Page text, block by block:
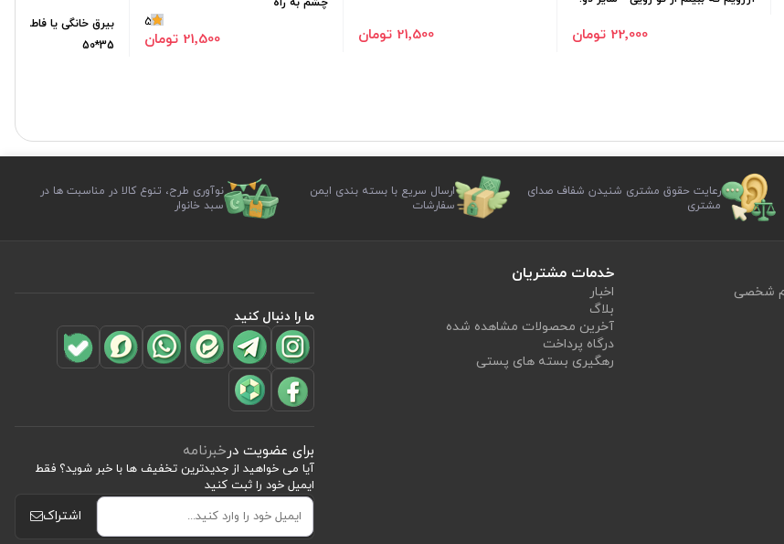
22٬000 تومان 21٬500 تومان
5
21٬500 تومان
بیرق خانگی یا
35*50
رعایت حقوق مشتری شنیدن شفاف صدای
مشتری
ارسال سریع با بسته بندی ایمن
سفارشات
نوآوری طرح، تنوع کالا در مناسبت ها در
سبد خانوار
شخصی
خدمات مشتریان
اخبار
بلاگ
آخرین محصولات مشاهده شده
درگاه پرداخت
رهگیری بسته های پستی
ما را دنبال کنید
برای عضویت درخبرنامه
آیا می خواهید از جدید‌ترین تخفیف‌ ها با‌ خبر شوید؟ فقط
ایمیل خود را ثبت کنید
اشتراک